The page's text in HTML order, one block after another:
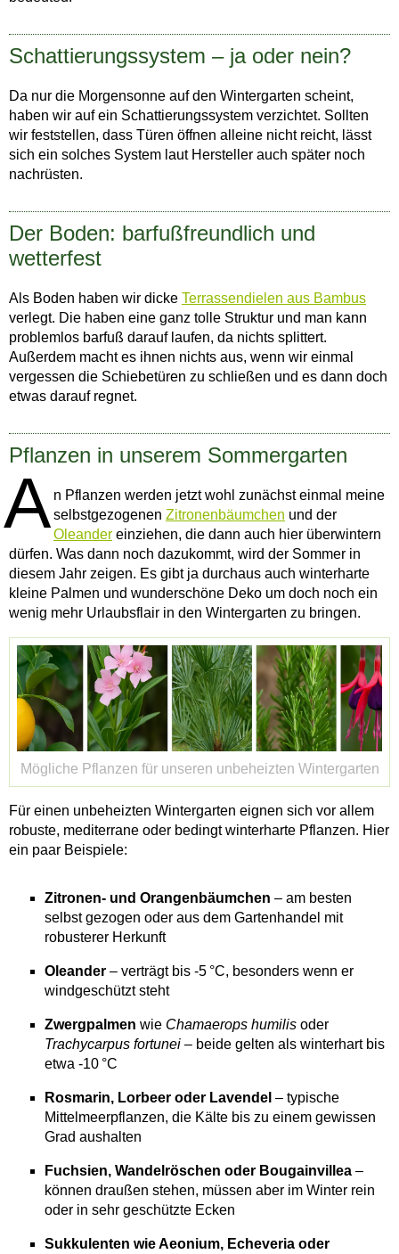
Schattierungssystem – ja oder nein?
Da nur die Morgensonne auf den Wintergarten scheint,
haben wir auf ein Schattierungssystem verzichtet. Sollten
wir feststellen, dass Türen öffnen alleine nicht reicht, lässt
sich ein solches System laut Hersteller auch später noch
nachrüsten.
Der Boden: barfußfreundlich und
wetterfest
Als Boden haben wir dicke Terrassendielen aus Bambus
verlegt. Die haben eine ganz tolle Struktur und man kann
problemlos barfuß darauf laufen, da nichts splittert.
Außerdem macht es ihnen nichts aus, wenn wir einmal
vergessen die Schiebetüren zu schließen und es dann doch
etwas darauf regnet.
Pflanzen in unserem Sommergarten
A n Pflanzen werden jetzt wohl zunächst einmal meine
selbstgezogenen Zitronenbäumchen und der
Oleander einziehen, die dann auch hier überwintern
dürfen. Was dann noch dazukommt, wird der Sommer in
diesem Jahr zeigen. Es gibt ja durchaus auch winterharte
kleine Palmen und wunderschöne Deko um doch noch ein
wenig mehr Urlaubsflair in den Wintergarten zu bringen.
Mögliche Pflanzen für unseren unbeheizten Wintergarten
Für einen unbeheizten Wintergarten eignen sich vor allem
robuste, mediterrane oder bedingt winterharte Pflanzen. Hier
ein paar Beispiele:
Zitronen- und Orangenbäumchen – am besten
selbst gezogen oder aus dem Gartenhandel mit
robusterer Herkunft
Oleander – verträgt bis -5 °C, besonders wenn er
windgeschützt steht
Zwergpalmen wie Chamaerops humilis oder
Trachycarpus fortunei – beide gelten als winterhart bis
etwa -10 °C
Rosmarin, Lorbeer oder Lavendel – typische
Mittelmeerpflanzen, die Kälte bis zu einem gewissen
Grad aushalten
Fuchsien, Wandelröschen oder Bougainvillea –
können draußen stehen, müssen aber im Winter rein
oder in sehr geschützte Ecken
Sukkulenten wie Aeonium, Echeveria oder